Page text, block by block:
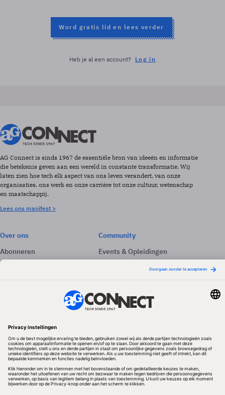
Word gratis lid en lees verder
Heb je al een account? Log in
AG Connect is sinds 1967 de essentiële bron van ideeën en informatie
die betekenis geven aan een wereld in constante transformatie. Wij
laten zien hoe tech elk aspect van ons leven verandert, van onze
organisaties, ons werk en onze carrière tot onze cultuur, wetenschap
en maatschappij.
Lees ons manifest >
Over ons
Abonneren
Adverteren
Community
Events & Opleidingen
Nieuwsbrieven
Volg ons
Redactionele partner